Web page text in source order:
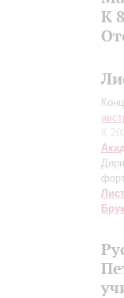
К
К
Лист